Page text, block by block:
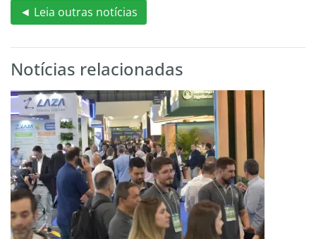
◄ Leia outras notícias
Notícias relacionadas